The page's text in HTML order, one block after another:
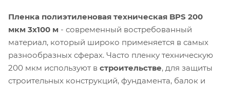
Пленка полиэтиленовая техническая BPS 200
мкм 3x100 м - современный востребованный
материал, который широко применяется в самых
разнообразных сферах. Часто пленку техническую
200 мкм используют в строительстве, для защиты
строительных конструкций, фундамента, балок и